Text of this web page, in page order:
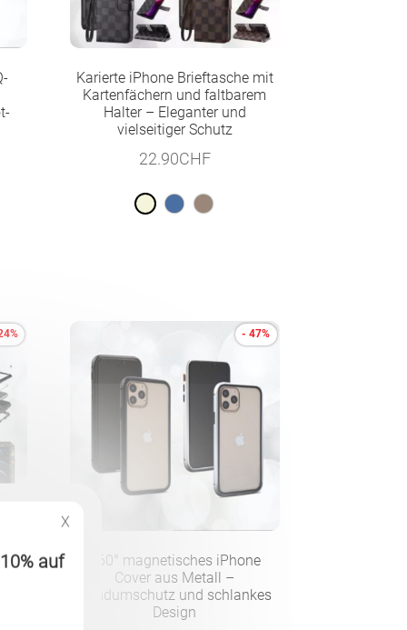
Karierte iPhone Brieftasche mit
Kartenfächern und faltbarem
Halter – Eleganter und
vielseitiger Schutz
22.90CHF
360° magnetisches iPhone
Cover aus Metall –
Rundumschutz und schlankes
Design
- 47%
X
auf